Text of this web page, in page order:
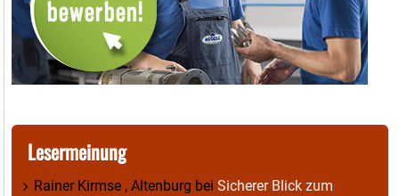
Lesermeinung
Rainer Kirmse , Altenburg bei Sicherer Blick zum